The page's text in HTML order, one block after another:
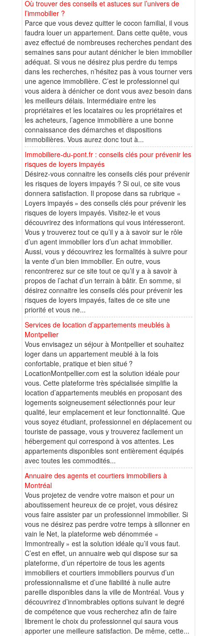
Où trouver des conseils et astuces sur l’univers de
l’immobilier ?
Parce que vous devez quitter le cocon familial, il vous
faudra louer un appartement. Dans cette quête, vous
avez effectué de nombreuses recherches pendant des
semaines sans pour autant dénicher le bien immobilier
adéquat. Si vous ne désirez plus perdre du temps
dans les recherches, n’hésitez pas à vous tourner vers
une agence immobilière. C’est le professionnel qui
vous aidera à dénicher ce dont vous avez besoin dans
les meilleurs délais. Intermédiaire entre les
propriétaires et les locataires ou les propriétaires et
les acheteurs, l’agence immobilière a une bonne
connaissance des démarches et dispositions
immobilières. Vous aurez donc tout à...
Immobiliere-du-pont.fr : conseils clés pour prévenir les
risques de loyers impayés
Désirez-vous connaitre les conseils clés pour prévenir
les risques de loyers impayés ? Si oui, ce site vous
donnera satisfaction. Il propose dans sa rubrique «
Loyers impayés » des conseils clés pour prévenir les
risques de loyers impayés. Visitez-le et vous
découvrirez des informations qui vous intéresseront.
Vous y trouverez tout ce qu’il y a à savoir sur le rôle
d’un agent immobilier lors d’un achat immobilier.
Aussi, vous y découvrirez les formalités à suivre pour
la vente d’un bien immobilier. En outre, vous
rencontrerez sur ce site tout ce qu’il y a à savoir à
propos de l’achat d’un terrain à bâtir. En somme, si
désirez connaitre les conseils clés pour prévenir les
risques de loyers impayés, faites de ce site une
priorité et vous ne...
Services de location d’appartements meublés à
Montpellier
Vous envisagez un séjour à Montpellier et souhaitez
loger dans un appartement meublé à la fois
confortable, pratique et bien situé ?
LocationMontpellier.com est la solution idéale pour
vous. Cette plateforme très spécialisée simplifie la
location d’appartements meublés en proposant des
logements soigneusement sélectionnés pour leur
qualité, leur emplacement et leur fonctionnalité. Que
vous soyez étudiant, professionnel en déplacement ou
touriste de passage, vous y trouverez facilement un
hébergement qui correspond à vos attentes. Les
appartements disponibles sont entièrement équipés
avec toutes les commodités...
Annuaire des agents et courtiers immobiliers à
Montréal
Vous projetez de vendre votre maison et pour un
aboutissement heureux de ce projet, vous désirez
vous faire assister par un professionnel immobilier. Si
vous ne désirez pas perdre votre temps à sillonner en
vain le Net, la plateforme web dénommée «
Immontreally » est la solution idéale qu’il vous faut.
C’est en effet, un annuaire web qui dispose sur sa
plateforme, d’un répertoire de tous les agents
immobiliers et courtiers immobiliers pourvus d’un
professionnalisme et d’une fiabilité à nulle autre
pareille disponibles dans la ville de Montréal. Vous y
découvrirez d’innombrables options suivant le degré
de compétence que vous recherchez afin de faire
librement le choix du professionnel qui saura vous
apporter une meilleure satisfaction. De même, cette...